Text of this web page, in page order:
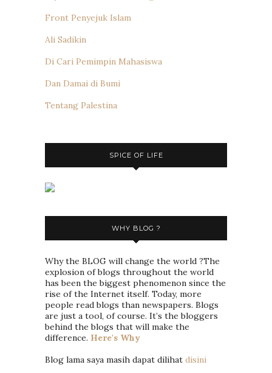
Front Penyejuk Islam
Ali Sadikin
Di Cari Pemimpin Mahasiswa
Dan Damai di Bumi
Tentang Palestina
SPICE OF LIFE
WHY BLOG ?
Why the BLOG will change the world ?The
explosion of blogs throughout the world
has been the biggest phenomenon since the
rise of the Internet itself. Today, more
people read blogs than newspapers. Blogs
are just a tool, of course. It’s the bloggers
behind the blogs that will make the
difference. Here's Why
Blog lama saya masih dapat dilihat disini